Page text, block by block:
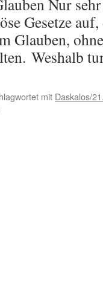
Nur sehr
Gesetze auf,
Glauben,
Weshalb
mit Daskalos/
für